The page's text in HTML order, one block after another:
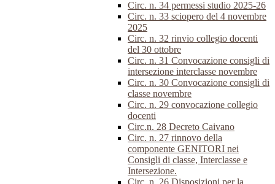
Circ. n. 34 permessi studio 2025-26
Circ. n. 33 sciopero del 4 novembre
2025
Circ. n. 32 rinvio collegio docenti
del 30 ottobre
Circ. n. 31 Convocazione consigli di
intersezione interclasse novembre
Circ. n. 30 Convocazione consigli di
classe novembre
Circ. n. 29 convocazione collegio
docenti
Circ.n. 28 Decreto Caivano
Circ. n. 27 rinnovo della
componente GENITORI nei
Consigli di classe, Interclasse e
Intersezione.